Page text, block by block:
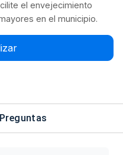
el envejecimiento
en el municipio.
Preguntas